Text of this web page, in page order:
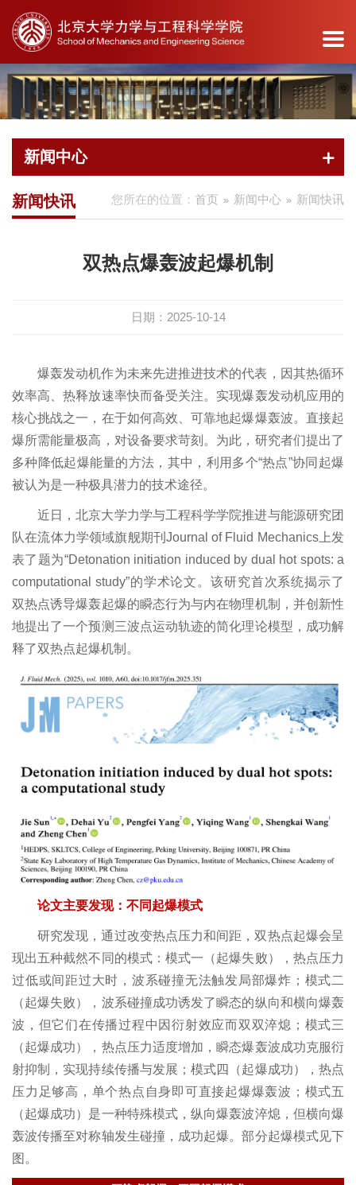
诚聘英才 院友会 安全工作
教工之家
教育捐赠 教育基地
首
页
学
院
介
绍
学院
员会
现任
领导
历史
沿革
新
闻
中
心
新闻
快讯
系
所
航
力学
系
程智
能系
航空
航天
工程
系
能源
与资
源工
程系
海洋
装备
与工
程研
究所
湍流
与复
杂系
统全
国重
点实
验室
省部
级科
技平
台
虚体
科研
教
育
学
本科
生教
研究
育
专业
学位
研究
生教
育
境外
学习
留学
生
教
职
工
杰出
人才
队伍
教员
客座
教授
行政
人员
博士
后
访问
学者
离退
科
学
究
科研
动态
活动
项目
奖励
荣誉
党
建
作
组织
概况
指南
产
学
产学
介
研究
院
职能
办公
学
生
地
新闻
信息
学工
队伍
办事
下载
专区
公
服
务
学院
在线
办公
制度
规范
下载
新闻中心
您所在的位置： 首页 新闻中心 新闻快讯
新闻快讯
双热点爆轰波起爆机制
日期：2025-10-14
爆轰发动机作为未来先进推进技术的代表，因其热循环
效率高、热释放速率快而备受关注。实现爆轰发动机应用的
核心挑战之一，在于如何高效、可靠地起爆爆轰波。直接起
爆所需能量极高，对设备要求苛刻。为此，研究者们提出了
多种降低起爆能量的方法，其中，利用多个“热点”协同起爆
被认为是一种极具潜力的技术途径。
近日，北京大学力学与工程科学学院推进与能源研究团
队在流体力学领域旗舰期刊Journal of Fluid Mechanics上发
表了题为“Detonation initiation induced by dual hot spots: a
computational study”的学术论文。该研究首次系统揭示了
双热点诱导爆轰起爆的瞬态行为与内在物理机制，并创新性
地提出了一个预测三波点运动轨迹的简化理论模型，成功解
释了双热点起爆机制。
论文主要发现：不同起爆模式
研究发现，通过改变热点压力和间距，双热点起爆会呈
现出五种截然不同的模式：模式一（起爆失败），热点压力
过低或间距过大时，波系碰撞无法触发局部爆炸；模式二
（起爆失败），波系碰撞成功诱发了瞬态的纵向和横向爆轰
波，但它们在传播过程中因衍射效应而双双淬熄；模式三
（起爆成功），热点压力适度增加，瞬态爆轰波成功克服衍
射抑制，实现持续传播与发展；模式四（起爆成功），热点
压力足够高，单个热点自身即可直接起爆爆轰波；模式五
（起爆成功）是一种特殊模式，纵向爆轰波淬熄，但横向爆
轰波传播至对称轴发生碰撞，成功起爆。部分起爆模式见下
图。